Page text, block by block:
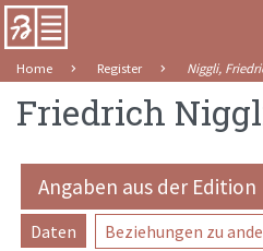
Home Register Niggli,
Friedrich
Angaben aus der Edition
Daten Beziehungen zu